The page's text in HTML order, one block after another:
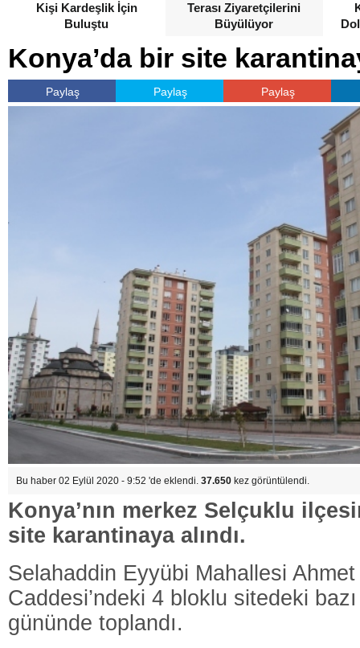
Kişi Kardeşlik İçin
Buluştu
Terası Ziyaretçilerini
Büyülüyor
Konya’da bir site
Paylaş Paylaş Paylaş
Bu haber 02 Eylül 2020 - 9:52 'de eklendi. 37.650 kez görüntülendi.
Konya’nın merkez Selçuklu
site karantinaya alındı.
Selahaddin Eyyübi Mahallesi
Caddesi’ndeki 4 bloklu sitedeki
gününde toplandı.